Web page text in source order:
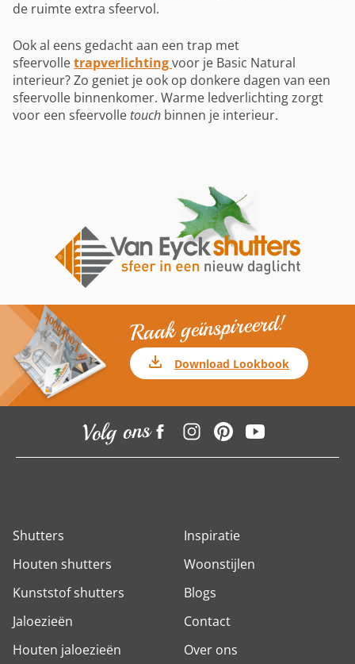
de ruimte extra sfeervol.
Ook al eens gedacht aan een trap met
sfeervolletrapverlichtingvoor je Basic Natural
interieur? Zo geniet je ook op donkere dagen van een
sfeervolle binnenkomer. Warme ledverlichting zorgt
voor een sfeervolle touch binnen je interieur.
Raak geïnspireerd!
Download Lookbook
Volg ons
Shutters
Houten shutters
Kunststof shutters
Jaloezieën
Houten jaloezieën
Inspiratie
Woonstijlen
Blogs
Contact
Over ons